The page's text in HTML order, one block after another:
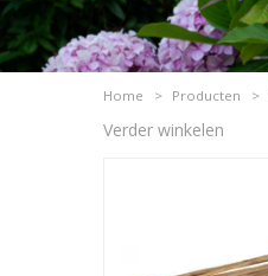
Home > Producten >
Verder winkelen